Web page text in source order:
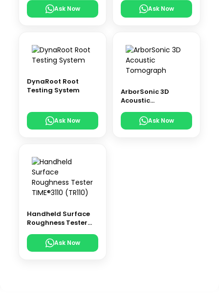
Hydraulic Servo
Universal Testing
Ask Now Ask Now
DynaRoot Root
Testing System
Ask Now
ArborSonic 3D
Acoustic
Ask Now
Handheld Surface
Roughness Tester
Ask Now